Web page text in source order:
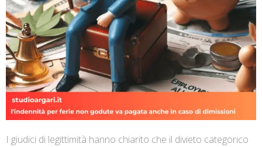
I giudici di legittimità hanno chiarito che il divieto categorico